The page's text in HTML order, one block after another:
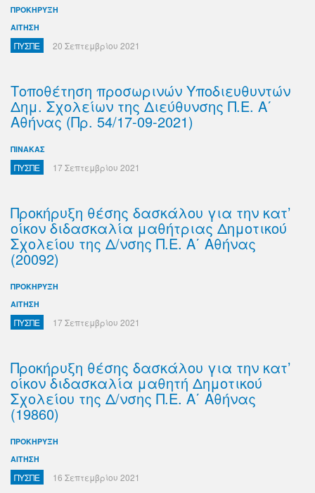
ΠΡΟΚΗΡΥΞΗ
ΑΙΤΗΣΗ
ΠΥΣΠΕ 20 Σεπτεμβρίου 2021
Τοποθέτηση προσωρινών Υποδιευθυντών
Δημ. Σχολείων της Διεύθυνσης Π.Ε. Α΄
Αθήνας (Πρ. 54/17-09-2021)
ΠΙΝΑΚΑΣ
ΠΥΣΠΕ 17 Σεπτεμβρίου 2021
Προκήρυξη θέσης δασκάλου για την κατ’
οίκον διδασκαλία μαθήτριας Δημοτικού
Σχολείου της Δ/νσης Π.Ε. Α΄ Αθήνας
(20092)
ΠΡΟΚΗΡΥΞΗ
ΑΙΤΗΣΗ
ΠΥΣΠΕ 17 Σεπτεμβρίου 2021
Προκήρυξη θέσης δασκάλου για την κατ’
οίκον διδασκαλία μαθητή Δημοτικού
Σχολείου της Δ/νσης Π.Ε. Α΄ Αθήνας
(19860)
ΠΡΟΚΗΡΥΞΗ
ΑΙΤΗΣΗ
ΠΥΣΠΕ 16 Σεπτεμβρίου 2021